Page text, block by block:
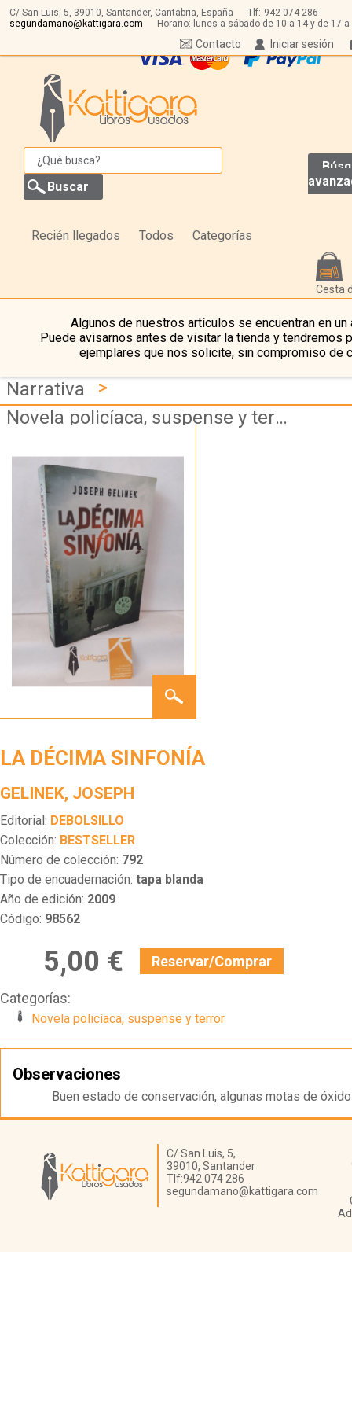
C/ San Luis, 5, 39010, Santander, Cantabria, España Tlf: 942 074 286
segundamano@kattigara.com
Horario: lunes a sábado de 10 a 14 y de 17 a
Iniciar sesión
Contacto
Recién llegados Todos Categorías
Cesta
Algunos de nuestros artículos se encuentran en un
Puede avisarnos antes de visitar la tienda y tendremos
ejemplares que nos solicite, sin compromiso de
Narrativa
>
Novela policíaca, suspense y terror
DÉCIMA
LA DÉCIMA SINFONÍA
GELINEK, JOSEPH
Editorial: DEBOLSILLO
Colección: BESTSELLER
Número de colección: 792
Tipo de encuadernación: tapa blanda
Año de edición: 2009
Código: 98562
5,00 € Reservar/Comprar
Categorías:
Novela policíaca, suspense y terror
Observaciones
Buen estado de conservación, algunas motas de
Librería Kattigara
C/ San Luis, 5,
39010, Santander
Tlf:942 074 286
segundamano@kattigara.com